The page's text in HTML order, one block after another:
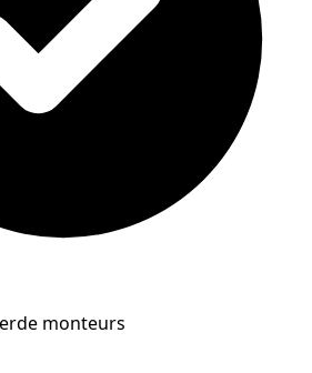
monteurs